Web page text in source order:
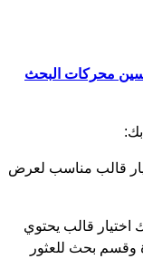
محركات البحث
قالب مناسب لعرض
اختيار قالب يحتوي
وقسم بحث للعثور